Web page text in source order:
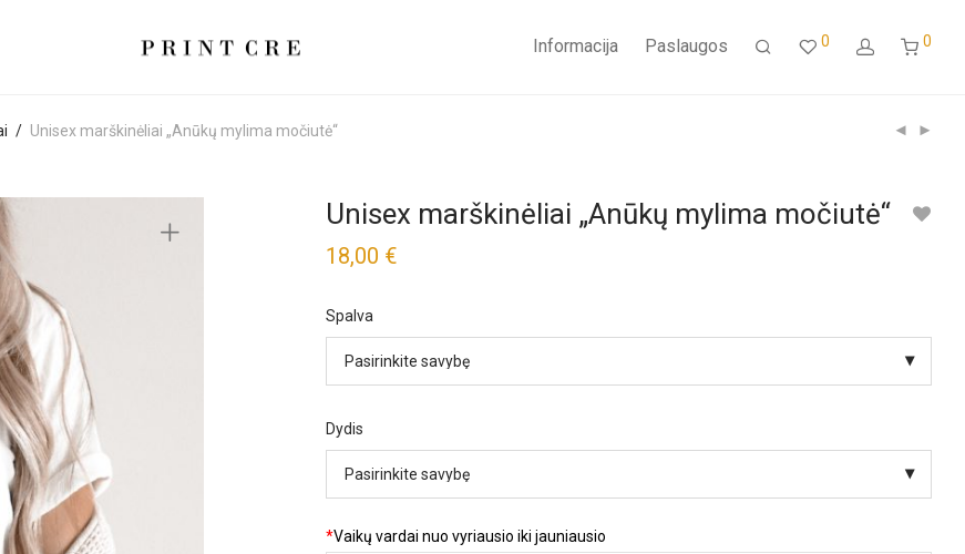
Informacija Paslaugos 0 0
/ Unisex marškinėliai „Anūkų mylima močiutė“
Unisex marškinėliai „Anūkų mylima močiutė“
18,00 €
Spalva
Dydis
*Vaikų vardai nuo vyriausio iki jauniausio